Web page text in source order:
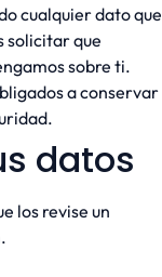
cualquier dato que
solicitar que
sobre ti.
a conservar
datos
los revise un